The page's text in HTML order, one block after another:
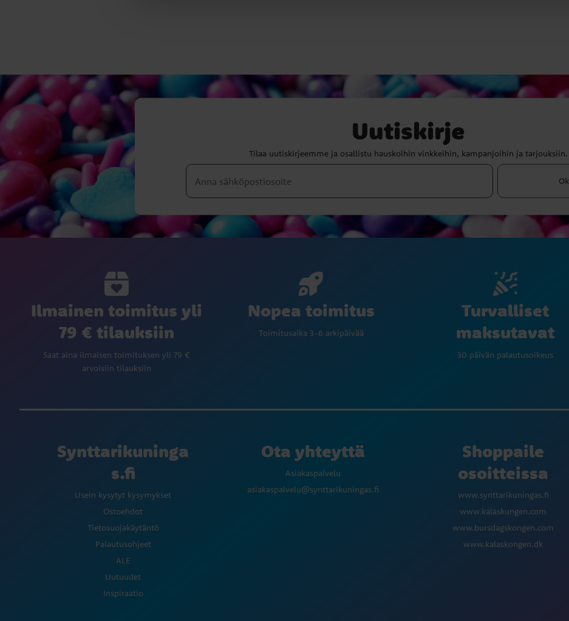
Uutiskirje
Tilaa uutiskirjeemme ja osallistu hauskoihin vinkkeihin, kampanjoihin ja tarjouksiin.
Ok
Ilmainen toimitus yli
79 € tilauksiin
Saat aina ilmaisen toimituksen yli 79 €
arvoisiin tilauksiin
Nopea toimitus
Toimitusaika 3-6 arkipäivää
Turvalliset
maksutavat
30 päivän palautusoikeus
Synttarikuninga
s.fi
Usein kysytyt kysymykset
Ostoehdot
Tietosuojakäytäntö
Palautusohjeet
ALE
Uutuudet
Inspiraatio
Ota yhteyttä
Asiakaspalvelu
asiakaspalvelu@synttarikuningas.fi
Shoppaile
osoitteissa
www.synttarikuningas.fi
www.kalaskungen.com
www.bursdagskongen.com
www.kalaskongen.dk